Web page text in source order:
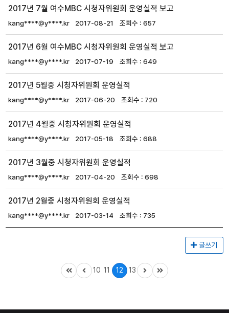
2017년 7월 여수MBC 시청자위원회 운영실적 보고
kang****@y****.kr 2017-08-21 657
2017년 6월 여수MBC 시청자위원회 운영실적 보고
kang****@y****.kr 2017-07-19 649
2017년 5월중 시청자위원회 운영실적
kang****@y****.kr 2017-06-20 720
2017년 4월중 시청자위원회 운영실적
kang****@y****.kr 2017-05-18 688
2017년 3월중 시청자위원회 운영실적
kang****@y****.kr 2017-04-20 698
2017년 2월중 시청자위원회 운영실적
kang****@y****.kr 2017-03-14 735
글쓰기
10 11 12 13